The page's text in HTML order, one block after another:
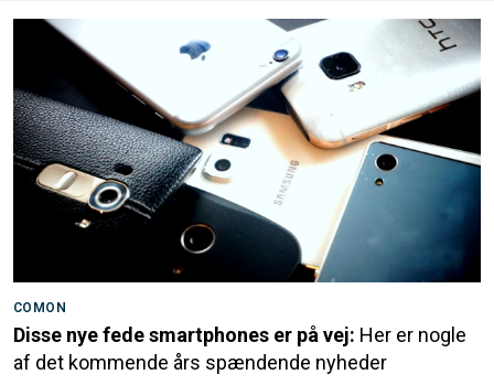
COMON
Disse nye fede smartphones er på vej: Her er nogle
af det kommende års spændende nyheder